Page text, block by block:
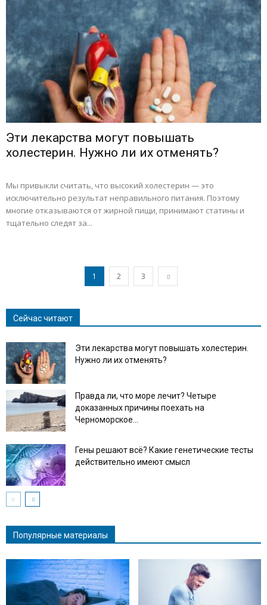
Эти лекарства могут повышать
холестерин. Нужно ли их отменять?
Мы привыкли считать, что высокий холестерин — это
исключительно результат неправильного питания. Поэтому
многие отказываются от жирной пищи, принимают статины и
тщательно следят за...
1 2 3
Сейчас читают
Эти лекарства могут повышать холестерин.
Нужно ли их отменять?
Правда ли, что море лечит? Четыре
доказанных причины поехать на
Черноморское...
Гены решают всё? Какие генетические тесты
действительно имеют смысл
Популярные материалы